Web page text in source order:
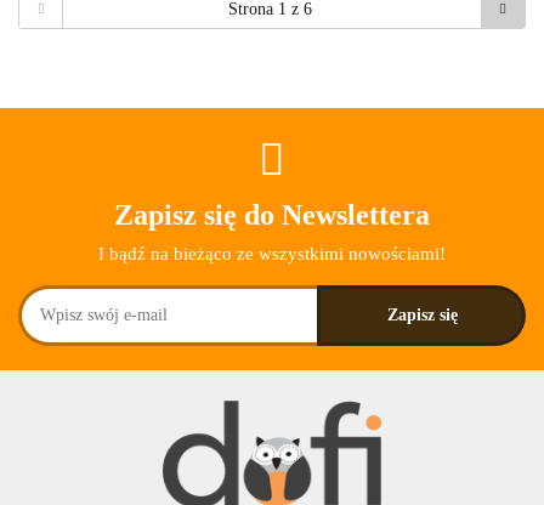
Zapisz się do Newslettera
I bądź na bieżąco ze wszystkimi nowościami!